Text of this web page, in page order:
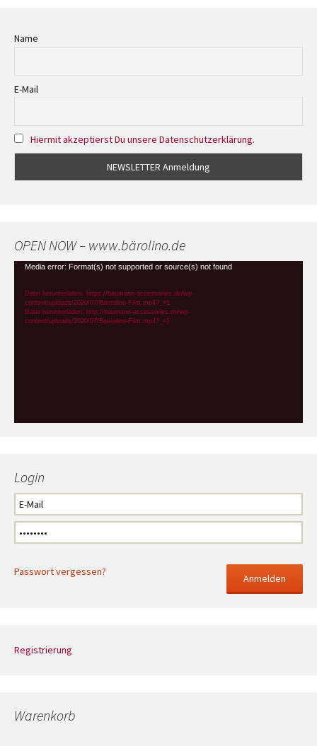
Name
E-Mail
Hiermit akzeptierst Du unsere Datenschutzerklärung.
OPEN NOW – www.bärolino.de
Video-
Media error: Format(s) not supported or source(s) not found
Datei herunterladen: https://baumann-accessories.de/wp-
content/uploads/2020/07/Baerolino-Film.mp4?_=1
Datei herunterladen: http://baumann-accessories.de/wp-
content/uploads/2020/07/Baerolino-Film.mp4?_=1
Login
Passwort vergessen?
Registrierung
Warenkorb